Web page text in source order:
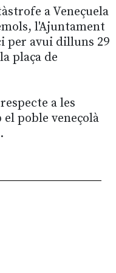
a Veneçuela
l'Ajuntament
per avui dilluns 29
plaça de
a les
poble veneçolà